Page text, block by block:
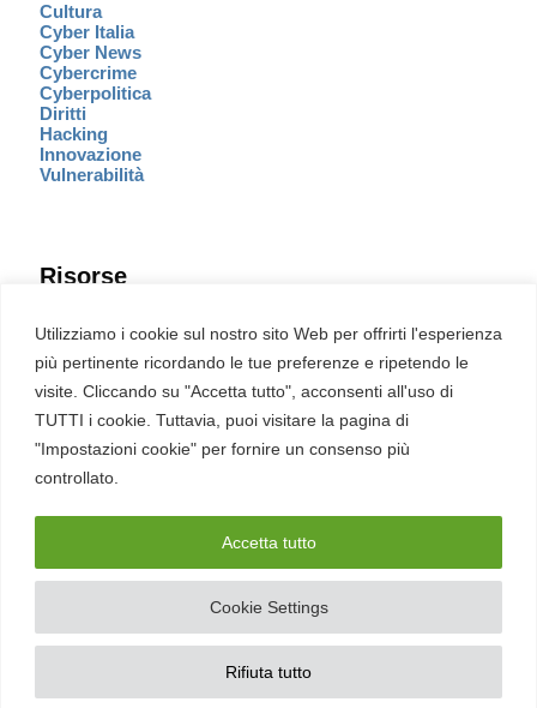
Utilizziamo i cookie sul nostro sito Web per offrirti l'esperienza
più pertinente ricordando le tue preferenze e ripetendo le
visite. Cliccando su "Accetta tutto", acconsenti all'uso di
TUTTI i cookie. Tuttavia, puoi visitare la pagina di
"Impostazioni cookie" per fornire un consenso più
controllato.
Cookie Settings
Rifiuta tutto
Accetta tutto
Cultura
Cyber Italia
Cyber News
Cybercrime
Cyberpolitica
Diritti
Hacking
Innovazione
Vulnerabilità
Risorse
Eventi
Fumetto Cyber
Newsletter
Servizi
Pubblicità
English
Ultime CVE critiche
2026 – REDHOTCYBER Srl. Tutti i diritti riservati